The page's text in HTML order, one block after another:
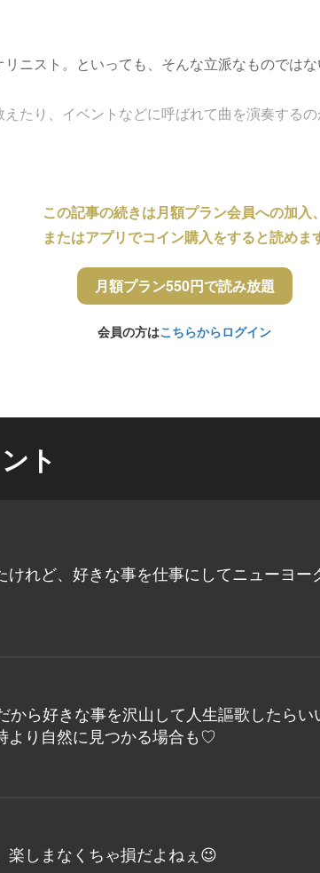
ニスト。といっても、そんな立派なものではな
たり、イベントなどに呼ばれて曲を演奏するの
この記事の続きは月額プラン会員への加入、
またはアプリでコイン購入をすると読めま
月額プラン550円で読み放題
会員の方はこちらからログイン
ト
れど、好きな事を仕事にしてニューヨ
から好きな事を沢山して人生謳歌したら
より自然に見つかる場合も♡
楽しまなくちゃ損だよねぇ😉